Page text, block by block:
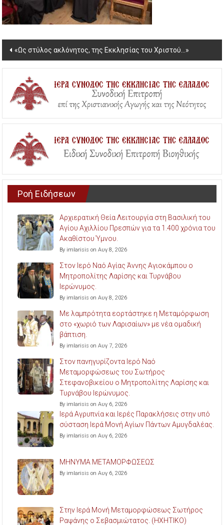
Post
navigation
«Ως στύλος ακλόνητος, της Εκκλησίας του Χριστού…»
Ροή Ειδήσεων
Αρχιερατική Θεία Λειτουργία στη Βασιλική του
Αγίου Αχιλλίου Πρεσπών για τα 1.400 χρόνια του
Ακαθίστου Ύμνου.
By imlarisis on Αυγ 8, 2026
Στον Ιερό Ναό Αγίας Άννης Αγιοκάμπου ο
Μητροπολίτης Λαρίσης και Τυρνάβου
Ιερώνυμος.
By imlarisis on Αυγ 8, 2026
Με λαμπρότητα εορτάστηκε η Μεταμόρφωση
στο «χωριό των Λαρισαίων» με νέα ομαδική
βάπτιση.
By imlarisis on Αυγ 7, 2026
Στον πανηγυρίζοντα Ιερό Ναό
Μεταμορφώσεως του Σωτήρος
Στεφανοβικείου ο Μητροπολίτης Λαρίσης και
Τυρνάβου Ιερώνυμος.
By imlarisis on Αυγ 6, 2026
Ιερά Αγρυπνία και Ιερές Παρακλήσεις στην υπό
σύσταση Ιερά Μονή Αγίων Πάντων Αμυγδαλέας.
By imlarisis on Αυγ 6, 2026
ΜΗΝΥΜΑ ΜΕΤΑΜΟΡΦΩΣΕΩΣ
By imlarisis on Αυγ 6, 2026
Στην Ιερά Μονή Μεταμορφώσεως Σωτήρος
Ραψάνης ο Σεβασμιώτατος. (ΗΧΗΤΙΚΟ)